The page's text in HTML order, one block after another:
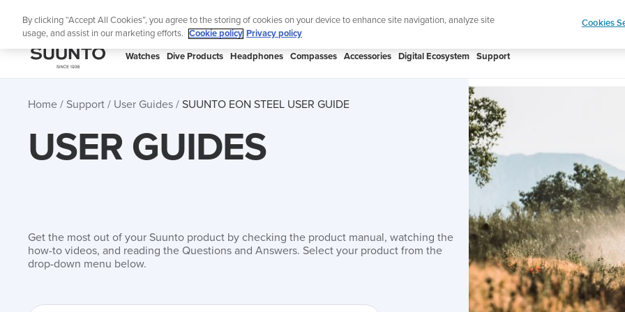
Lightweight sports watch designed for runners Shop
SUUNTO
Watches Dive Products Headphones Compasses Accessories Digital Ecosystem Support
Home Support User Guides SUUNTO EON STEEL USER GUIDE
USER GUIDES
Get the most out of your Suunto product by checking the product manual, watching the
how-to videos, and reading the Questions and Answers. Select your product from the
drop-down menu below.
By clicking “Accept All Cookies”, you agree to the storing of cookies on your device to enhance site navigation, analyze site
usage, and assist in our marketing efforts.
Cookie policy Privacy policy
Cookies